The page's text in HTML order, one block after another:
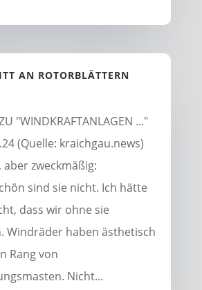
AN ROTORBLÄTTERN
"WINDKRAFTANLAGEN ..."
(Quelle: kraichgau.news)
zweckmäßig:
sind sie nicht. Ich hätte
dass wir ohne sie
Windräder haben ästhetisch
Rang von
Nicht...